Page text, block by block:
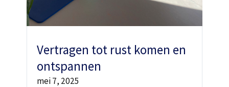
Vertragen tot rust komen en
ontspannen
mei 7, 2025